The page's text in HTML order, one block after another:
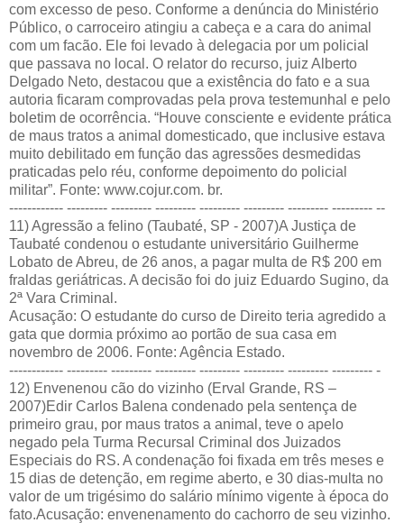
com excesso de peso. Conforme a denúncia do Ministério
Público, o carroceiro atingiu a cabeça e a cara do animal
com um facão. Ele foi levado à delegacia por um policial
que passava no local. O relator do recurso, juiz Alberto
Delgado Neto, destacou que a existência do fato e a sua
autoria ficaram comprovadas pela prova testemunhal e pelo
boletim de ocorrência. “Houve consciente e evidente prática
de maus tratos a animal domesticado, que inclusive estava
muito debilitado em função das agressões desmedidas
praticadas pelo réu, conforme depoimento do policial
militar”. Fonte: www.cojur.com. br.
------------ --------- --------- --------- --------- --------- --------- --------- --
11) Agressão a felino (Taubaté, SP - 2007)A Justiça de
Taubaté condenou o estudante universitário Guilherme
Lobato de Abreu, de 26 anos, a pagar multa de R$ 200 em
fraldas geriátricas. A decisão foi do juiz Eduardo Sugino, da
2ª Vara Criminal.
Acusação: O estudante do curso de Direito teria agredido a
gata que dormia próximo ao portão de sua casa em
novembro de 2006. Fonte: Agência Estado.
------------ --------- --------- --------- --------- --------- --------- --------- -
12) Envenenou cão do vizinho (Erval Grande, RS –
2007)Edir Carlos Balena condenado pela sentença de
primeiro grau, por maus tratos a animal, teve o apelo
negado pela Turma Recursal Criminal dos Juizados
Especiais do RS. A condenação foi fixada em três meses e
15 dias de detenção, em regime aberto, e 30 dias-multa no
valor de um trigésimo do salário mínimo vigente à época do
fato.Acusação: envenenamento do cachorro de seu vizinho.